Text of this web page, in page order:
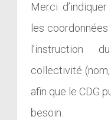
Merci
les
l’instruction
collectivité
afin que le CDG
besoin.